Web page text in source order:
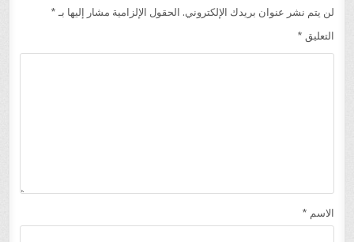
لن يتم نشر عنوان بريدك الإلكتروني. الحقول الإلزامية مشار إليها بـ *
التعليق *
الاسم *